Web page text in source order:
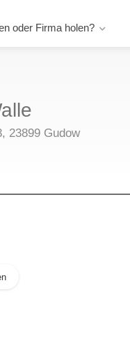
oder Firma holen?
23899 Gudow